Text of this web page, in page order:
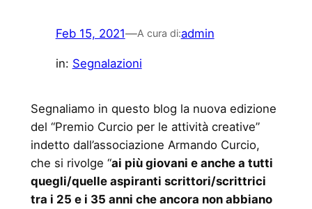
Feb 15, 2021—A cura di:admin
in: Segnalazioni
Segnaliamo in questo blog la nuova edizione
del “Premio Curcio per le attività creative”
indetto dall’associazione Armando Curcio,
che si rivolge “ai più giovani e anche a tutti
quegli/quelle aspiranti scrittori/scrittrici
tra i 25 e i 35 anni che ancora non abbiano